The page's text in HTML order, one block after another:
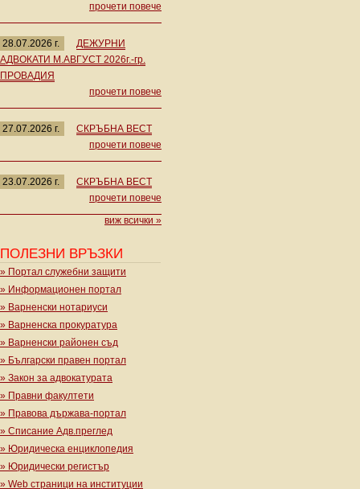
прочети повече
28.07.2026 г.
ДЕЖУРНИ
АДВОКАТИ М.АВГУСТ 2026г.-гр.
ПРОВАДИЯ
прочети повече
27.07.2026 г.
СКРЪБНА ВЕСТ
прочети повече
23.07.2026 г.
СКРЪБНА ВЕСТ
прочети повече
виж всички »
ПОЛЕЗНИ ВРЪЗКИ
» Портал служебни защити
» Информационен портал
» Варненски нотариуси
» Варненска прокуратура
» Варненски районен съд
» Български правен портал
» Закон за адвокатурата
» Правни факултети
» Правова държава-портал
» Списание Адв.преглед
» Юридическа енциклопедия
» Юридически регистър
» Web страници на институции